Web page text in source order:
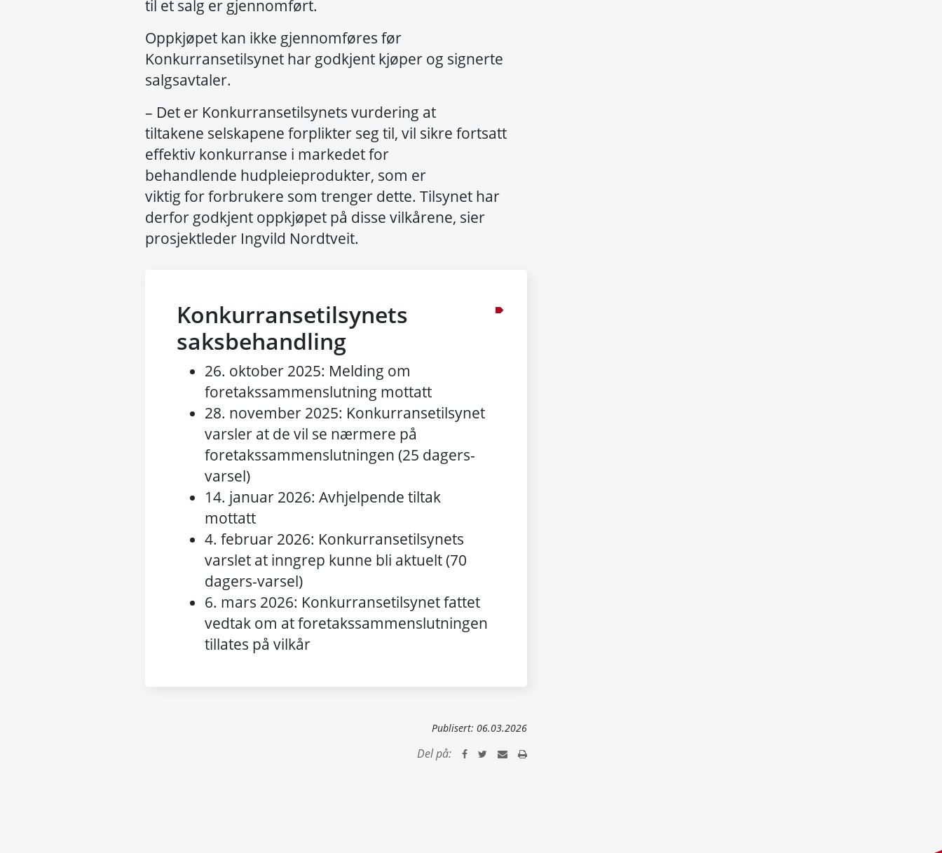
til et salg er gjennomført.
Oppkjøpet kan ikke gjennomføres før
Konkurransetilsynet har godkjent kjøper og signerte
salgsavtaler.
– Det er Konkurransetilsynets vurdering at
tiltakene selskapene forplikter seg til, vil sikre fortsatt
effektiv konkurranse i markedet for
behandlende hudpleieprodukter, som er
viktig for forbrukere som trenger dette. Tilsynet har
derfor godkjent oppkjøpet på disse vilkårene, sier
prosjektleder Ingvild Nordtveit.
Konkurransetilsynets
saksbehandling
26. oktober 2025: Melding om
foretakssammenslutning mottatt
28. november 2025: Konkurransetilsynet
varsler at de vil se nærmere på
foretakssammenslutningen (25 dagers-
varsel)
14. januar 2026: Avhjelpende tiltak
mottatt
4. februar 2026: Konkurransetilsynets
varslet at inngrep kunne bli aktuelt (70
dagers-varsel)
6. mars 2026: Konkurransetilsynet fattet
vedtak om at foretakssammenslutningen
tillates på vilkår
Publisert: 06.03.2026
Del på: